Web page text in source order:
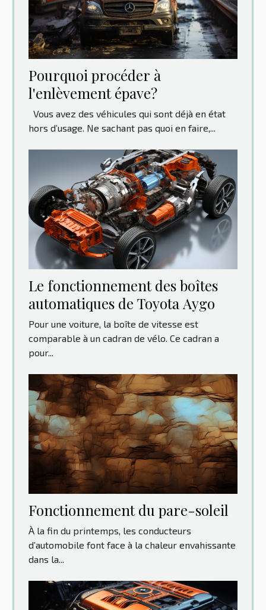
Pourquoi procéder à
l'enlèvement épave?
Vous avez des véhicules qui sont déjà en état
hors d’usage. Ne sachant pas quoi en faire,...
Le fonctionnement des boîtes
automatiques de Toyota Aygo
Pour une voiture, la boîte de vitesse est
comparable à un cadran de vélo. Ce cadran a
pour...
Fonctionnement du pare-soleil
À la fin du printemps, les conducteurs
d’automobile font face à la chaleur envahissante
dans la...